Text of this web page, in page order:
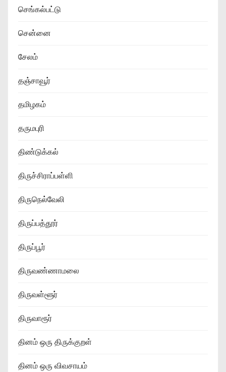
செங்கல்பட்டு
சென்னை
சேலம்
தஞ்சாவூர்
தமிழகம்
தருமபுரி
திண்டுக்கல்
திருச்சிராப்பள்ளி
திருநெல்வேலி
திருப்பத்தூர்
திருப்பூர்
திருவண்ணாமலை
திருவள்ளூர்
திருவாரூர்
தினம் ஒரு திருக்குறள்
தினம் ஒரு விவசாயம்